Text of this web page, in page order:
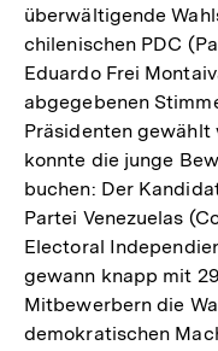
überwältigende
chilenischen PDC
Eduardo Frei
abgegebenen
Präsidenten gewählt
konnte die junge
buchen: Der
Partei Venezuelas
Electoral
gewann knapp mit
Mitbewerbern die
demokratischen